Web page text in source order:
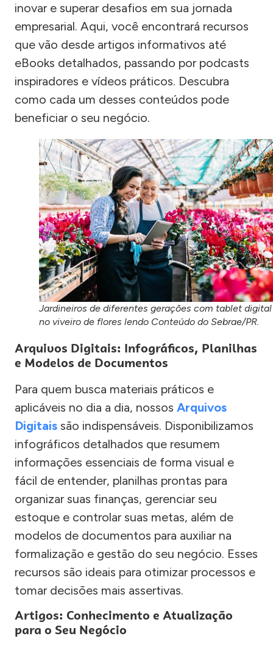
inovar e superar desafios em sua jornada
empresarial. Aqui, você encontrará recursos
que vão desde artigos informativos até
eBooks detalhados, passando por podcasts
inspiradores e vídeos práticos. Descubra
como cada um desses conteúdos pode
beneficiar o seu negócio.
Jardineiros de diferentes gerações com tablet digital
no viveiro de flores lendo Conteúdo do Sebrae/PR.
Arquivos Digitais: Infográficos, Planilhas
e Modelos de Documentos
Para quem busca materiais práticos e
aplicáveis no dia a dia, nossos Arquivos
Digitais são indispensáveis. Disponibilizamos
infográficos detalhados que resumem
informações essenciais de forma visual e
fácil de entender, planilhas prontas para
organizar suas finanças, gerenciar seu
estoque e controlar suas metas, além de
modelos de documentos para auxiliar na
formalização e gestão do seu negócio. Esses
recursos são ideais para otimizar processos e
tomar decisões mais assertivas.
Artigos: Conhecimento e Atualização
para o Seu Negócio